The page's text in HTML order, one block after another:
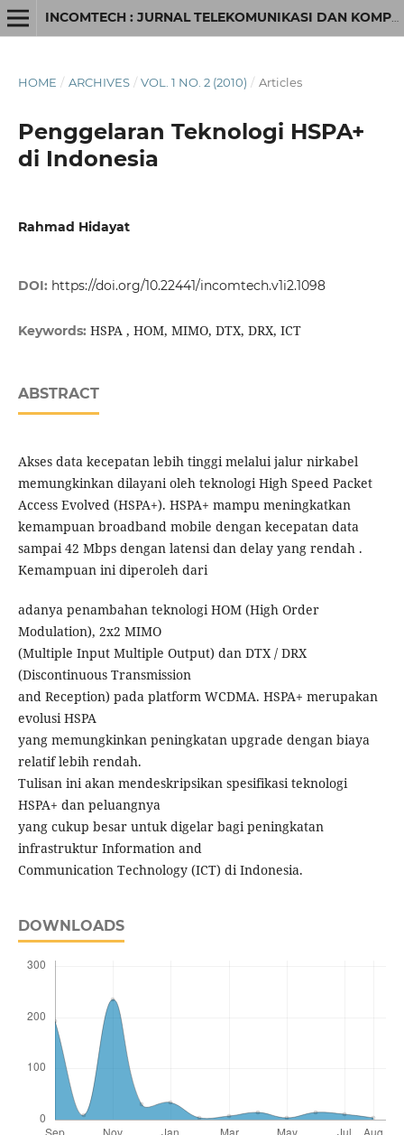
INCOMTECH : JURNAL TELEKOMUNIKASI DAN KOMPUTER
HOME / ARCHIVES / VOL. 1 NO. 2 (2010) / Articles
Penggelaran Teknologi HSPA+
di Indonesia
Rahmad Hidayat
DOI: https://doi.org/10.22441/incomtech.v1i2.1098
Keywords: HSPA , HOM, MIMO, DTX, DRX, ICT
ABSTRACT
Akses data kecepatan lebih tinggi melalui jalur nirkabel
memungkinkan dilayani oleh teknologi High Speed Packet
Access Evolved (HSPA+). HSPA+ mampu meningkatkan
kemampuan broadband mobile dengan kecepatan data
sampai 42 Mbps dengan latensi dan delay yang rendah .
Kemampuan ini diperoleh dari
adanya penambahan teknologi HOM (High Order
Modulation), 2x2 MIMO
(Multiple Input Multiple Output) dan DTX / DRX
(Discontinuous Transmission
and Reception) pada platform WCDMA. HSPA+ merupakan
evolusi HSPA
yang memungkinkan peningkatan upgrade dengan biaya
relatif lebih rendah.
Tulisan ini akan mendeskripsikan spesifikasi teknologi
HSPA+ dan peluangnya
yang cukup besar untuk digelar bagi peningkatan
infrastruktur Information and
Communication Technology (ICT) di Indonesia.
DOWNLOADS